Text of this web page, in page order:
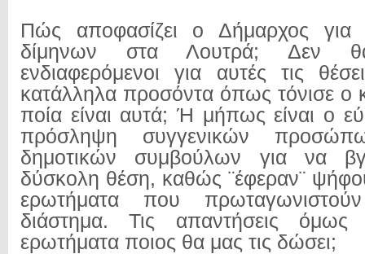
Πώς αποφασίζει ο Δήμαρχος για
δίμηνων στα Λουτρά; Δεν
ενδιαφερόμενοι για αυτές τις
κατάλληλα προσόντα όπως τόνισε ο
ποία είναι αυτά; Ή μήπως είναι ο
πρόσληψη συγγενικών
δημοτικών συμβούλων για να
δύσκολη θέση, καθώς ¨έφεραν¨
ερωτήματα που
διάστημα. Τις απαντήσεις όμως
ερωτήματα ποιος θα μας τις δώσει;